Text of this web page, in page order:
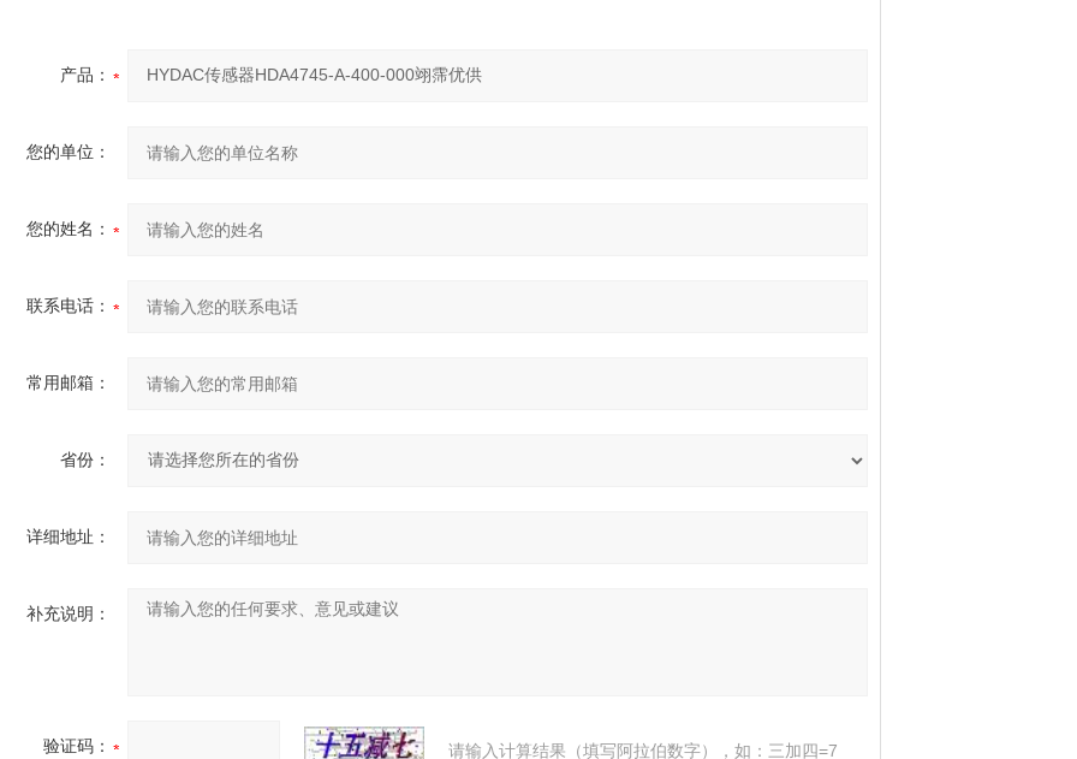
产品：
您的单位：
您的姓名：
联系电话：
常用邮箱：
省份：
详细地址：
补充说明：
验证码： 请输入计算结果（填写阿拉伯数字），如：三加四=7